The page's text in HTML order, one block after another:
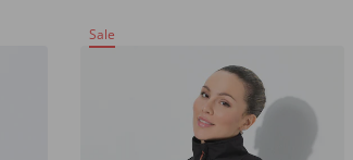
Sale